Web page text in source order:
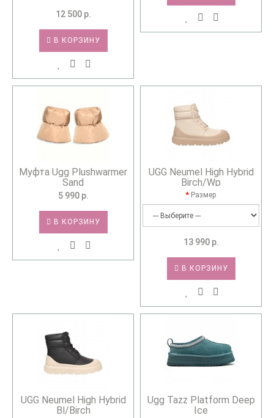
12 500 р.
В КОРЗИНУ
Муфта Ugg Plushwarmer
Sand
5 990 р.
В КОРЗИНУ
UGG Neumel High Hybrid
Birch/Wp
Размер
13 990 р.
В КОРЗИНУ
UGG Neumel High Hybrid
Bl/Birch
Ugg Tazz Platform Deep
Ice